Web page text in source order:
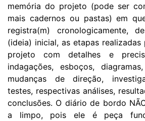
memória do projeto (pode ser
mais cadernos ou pastas) em
registra(m) cronologicamente,
(ideia) inicial, as etapas realizadas
projeto com detalhes e
indagações, esboços,
mudanças de direção,
testes, respectivas análises,
conclusões. O diário de bordo
a limpo, pois ele é peça